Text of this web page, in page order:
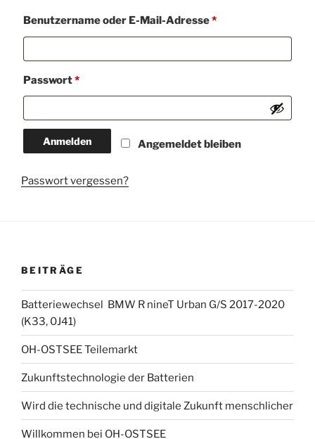
Benutzername oder E-Mail-Adresse*Erforderlich
Passwort*Erforderlich
Angemeldet bleiben
Anmelden
Passwort vergessen?
BEITRÄGE
Batteriewechsel BMW R nineT Urban G/S 2017-2020
(K33, 0J41)
OH-OSTSEE Teilemarkt
Zukunftstechnologie der Batterien
Wird die technische und digitale Zukunft menschlicher
Willkommen bei OH-OSTSEE